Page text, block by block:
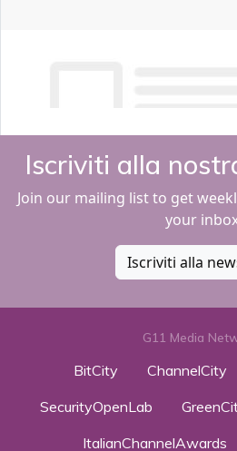
Iscriviti alla
Join our mailing list to get
your
Iscriviti alla
G11 Media
BitCity ChannelCity
SecurityOpenLab
ItalianChannelAwards